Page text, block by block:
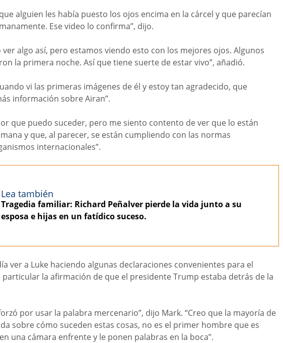
alguien les había puesto los ojos encima en la cárcel y que parecían
Ese video lo confirma”, dijo.
ver algo así, pero estamos viendo esto con los mejores ojos. Algunos
la primera noche. Así que tiene suerte de estar vivo”, añadió.
vi las primeras imágenes de él y estoy tan agradecido, que
información sobre Airan”.
que puedo suceder, pero me siento contento de ver que lo están
y que, al parecer, se están cumpliendo con las normas
internacionales”.
Lea también
Tragedia familiar: Richard Peñalver pierde la vida junto a su
esposa e hijas en un fatídico suceso.
ver a Luke haciendo algunas declaraciones convenientes para el
la afirmación de que el presidente Trump estaba detrás de la
por usar la palabra mercenario”, dijo Mark. “Creo que la mayoría de
sobre cómo suceden estas cosas, no es el primer hombre que es
una cámara enfrente y le ponen palabras en la boca”.